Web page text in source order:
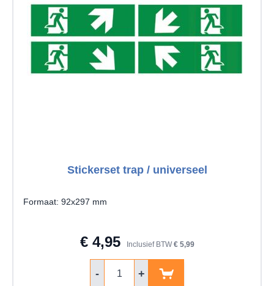
Stickerset trap / universeel
Formaat: 92x297 mm
€ 4,95 Inclusief BTW € 5,99
- +